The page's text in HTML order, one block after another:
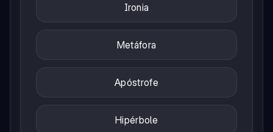
Ironia
Metáfora
Apóstrofe
Hipérbole